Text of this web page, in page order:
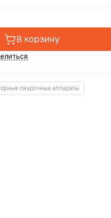
В корзину
сварочные аппараты